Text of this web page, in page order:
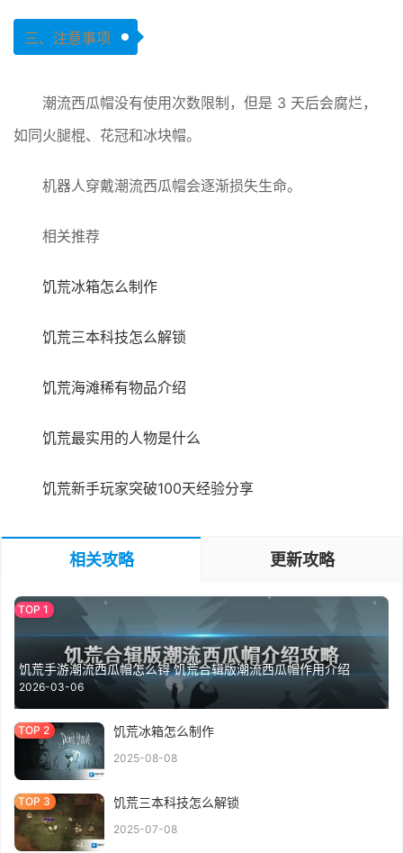
三、注意事项
潮流西瓜帽没有使用次数限制，但是 3 天后会腐烂，
如同火腿棍、花冠和冰块帽。
机器人穿戴潮流西瓜帽会逐渐损失生命。
相关推荐
饥荒冰箱怎么制作
饥荒三本科技怎么解锁
饥荒海滩稀有物品介绍
饥荒最实用的人物是什么
饥荒新手玩家突破100天经验分享
相关攻略 更新攻略
饥荒手游潮流西瓜帽怎么锝 饥荒合辑版潮流西瓜帽作用介绍
2026-03-06
饥荒冰箱怎么制作
2025-08-08
饥荒三本科技怎么解锁
2025-07-08